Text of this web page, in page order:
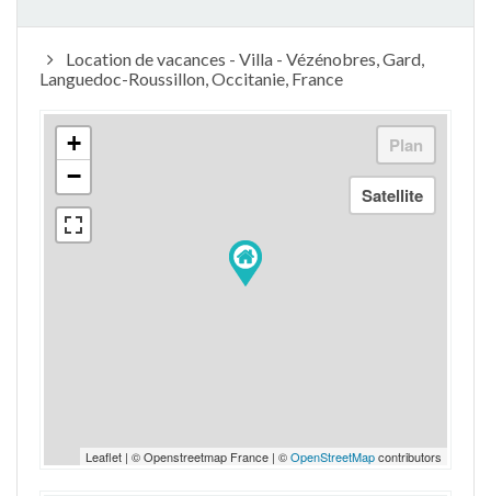
Location de vacances - Villa - Vézénobres, Gard,
Languedoc-Roussillon, Occitanie, France
+
−
Leaflet | © Openstreetmap France | ©OpenStreetMapcontributors